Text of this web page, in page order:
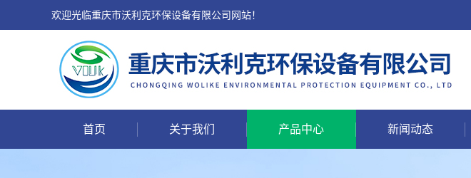
欢迎光临重庆市沃利克环保设备有限公司网站！
首页 关于我们 产品中心 新闻动态